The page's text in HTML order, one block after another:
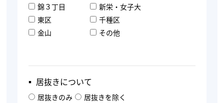
錦３丁目
新栄・女子大
東区
千種区
金山
その他
▪︎ 居抜きについて
居抜きのみ 居抜きを除く